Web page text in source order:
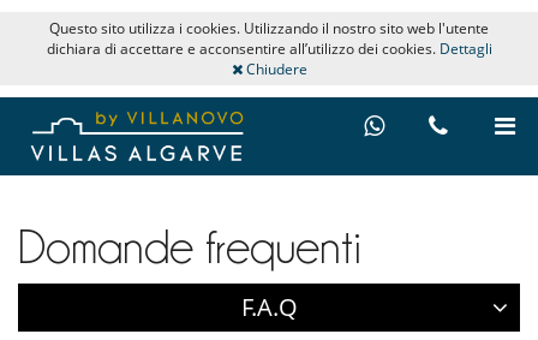
Questo sito utilizza i cookies. Utilizzando il nostro sito web l'utente
dichiara di accettare e acconsentire all’utilizzo dei cookies. Dettagli
Chiudere
Domande frequenti
F.A.Q